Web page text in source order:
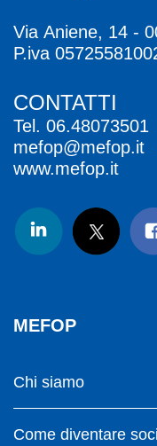
Via Aniene, 14 -
P.iva
CONTATTI
Tel. 06.48073501
mefop@mefop.it
www.mefop.it
MEFOP
Chi siamo
Come diventare